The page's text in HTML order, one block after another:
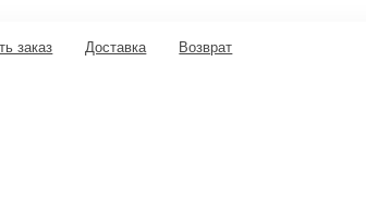
заказ Доставка
Возврат